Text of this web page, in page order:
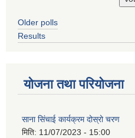
Older polls
Results
योजना तथा परियोजना
साना सिंचाई कार्यक्रम दोस्रो चरण
मिति: 11/07/2023 - 15:00